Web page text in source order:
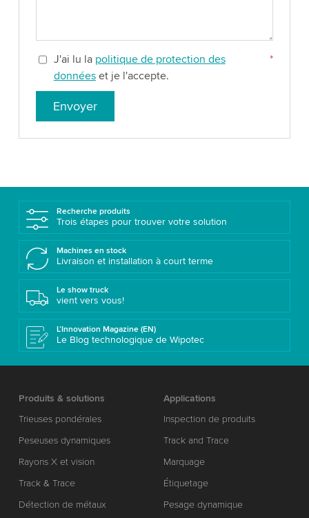
J'ai lu la politique de protection des
donnéeset je l'accepte.
*
Envoyer
Recherche produits
Trois étapes pour trouver votre solution
Machines en stock
Livraison et installation à court terme
Le show truck
vient vers vous!
L’Innovation Magazine (EN)
Le Blog technologique de Wipotec
Produits & solutions
Trieuses pondérales
Peseuses dynamiques
Rayons X et vision
Track & Trace
Détection de métaux
Applications
Inspection de produits
Track and Trace
Marquage
Étiquetage
Pesage dynamique